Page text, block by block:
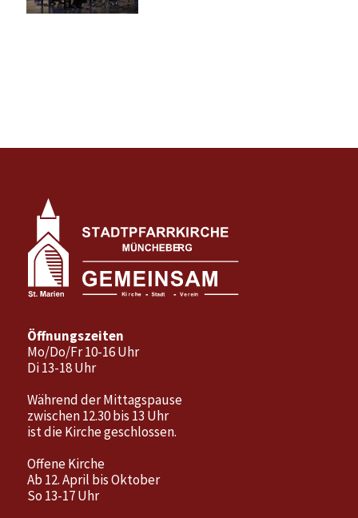
Öffnungszeiten
Mo/Do/Fr 10-16 Uhr
Di 13-18 Uhr
Während der Mittagspause
zwischen 12.30 bis 13 Uhr
ist die Kirche geschlossen.
Offene Kirche
Ab 12. April bis Oktober
So 13-17 Uhr